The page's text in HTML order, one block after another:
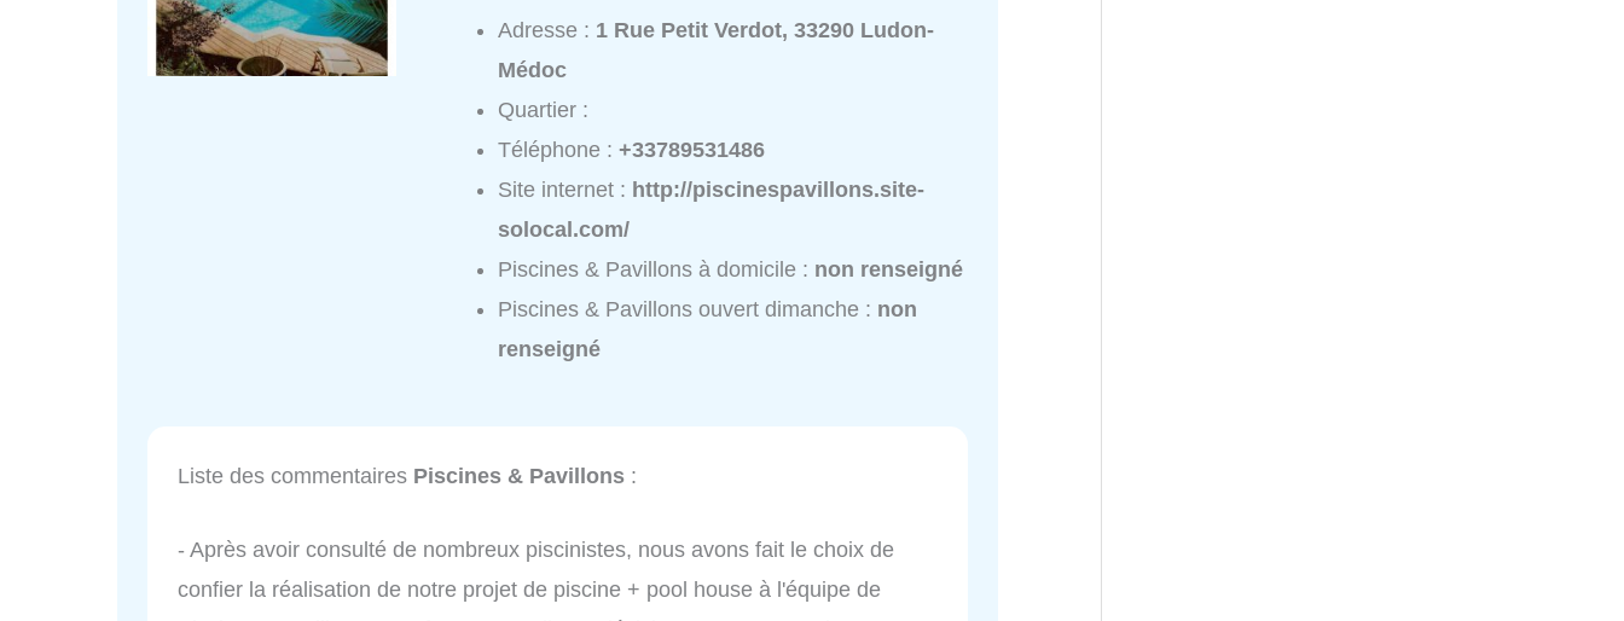
Adresse : 1 Rue Petit Verdot, 33290 Ludon-
Médoc
Quartier :
Téléphone :+33789531486
Site internet : http://piscinespavillons.site-
solocal.com/
Piscines & Pavillons à domicile : non renseigné
Piscines & Pavillons ouvert dimanche : non
renseigné
Liste des commentaires Piscines & Pavillons :
- Après avoir consulté de nombreux piscinistes, nous avons fait le choix de
confier la réalisation de notre projet de piscine + pool house à l'équipe de